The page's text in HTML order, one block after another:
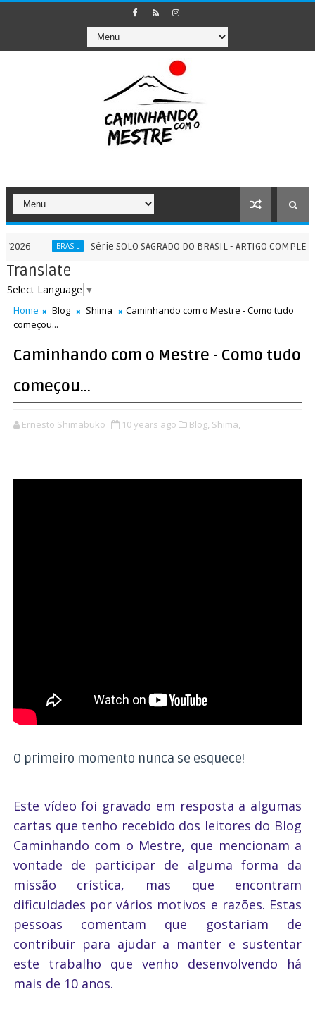
BRASIL Série SOLO SAGRADO DO BRASIL - ARTIGO COMPLEMENTAR
Translate
Select Language ▼
Home Blog Shima
Caminhando com o Mestre - Como tudo
começou...
Caminhando com o Mestre - Como tudo
começou...
Ernesto Shimabuko 10 years ago Blog, Shima,
O primeiro momento nunca se esquece!
Este vídeo foi gravado em resposta a algumas
cartas que tenho recebido dos leitores do Blog
Caminhando com o Mestre, que mencionam a
vontade de participar de alguma forma da
missão crística, mas que encontram
dificuldades por vários motivos e razões. Estas
pessoas comentam que gostariam de
contribuir para ajudar a manter e sustentar
este trabalho que venho desenvolvendo há
mais de 10 anos.